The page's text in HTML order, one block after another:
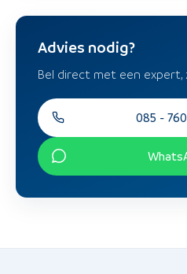
Advies nodig?
Bel direct met een expert,
085 -